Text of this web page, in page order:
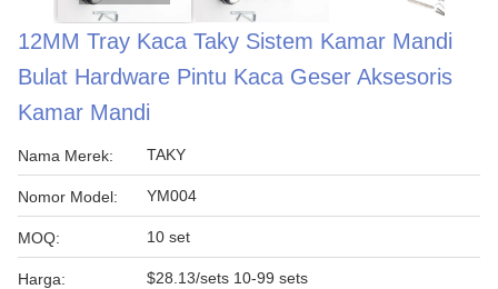
12MM Tray Kaca Taky Sistem Kamar Mandi
Bulat Hardware Pintu Kaca Geser Aksesoris
Kamar Mandi
Nama Merek: TAKY
Nomor Model: YM004
MOQ: 10 set
Harga: $28.13/sets 10-99 sets